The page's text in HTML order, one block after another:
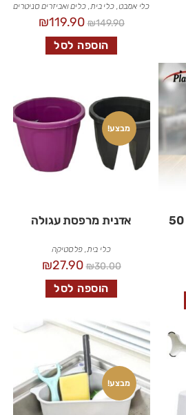
כלי אמבט, כלי בית, כלים ואביזרים סניטרים
₪149.90
₪119.90
הוספה לסל
פח אשפה ראטן עגול 50
מבצע!
אדנית מרפסת עגולה
כלי בית ,פלסטיקה
₪30.00
₪27.90
הוספה לסל
מבצע!